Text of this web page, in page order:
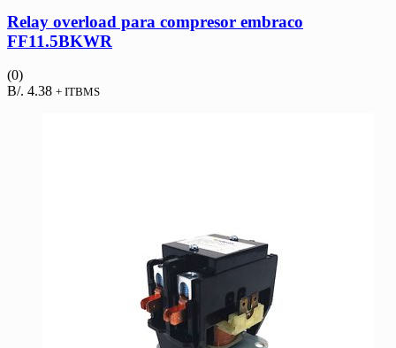
Relay overload para compresor embraco
FF11.5BKWR
(0)
B/. 4.38 + ITBMS